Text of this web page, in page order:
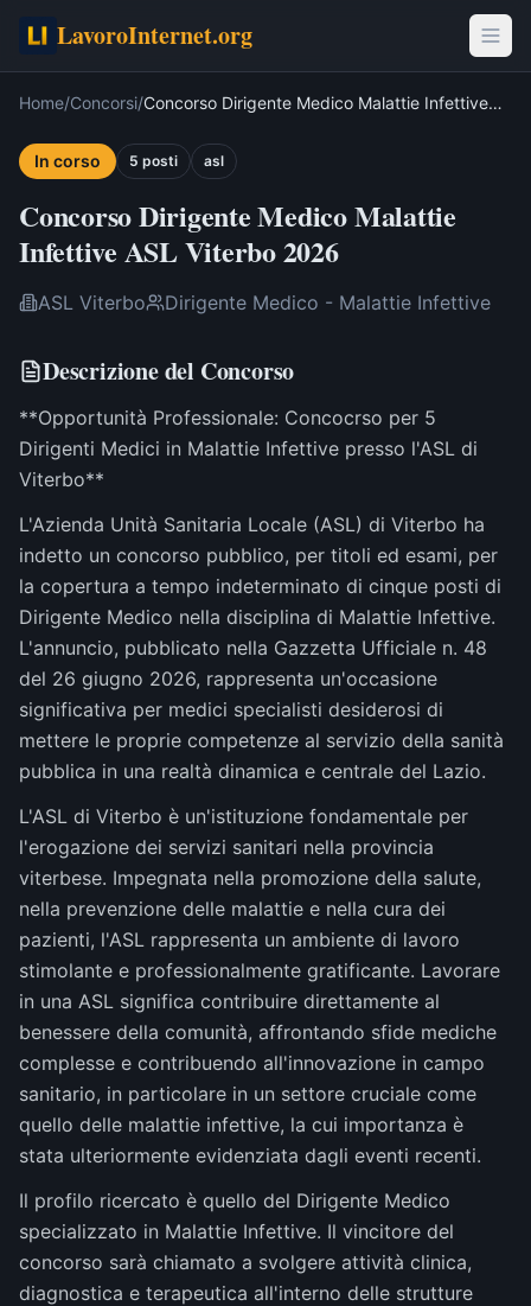
LavoroInternet.org
Home/Concorsi/Concorso Dirigente Medico Malattie Infettive
In corso
5 posti asl
Concorso Dirigente Medico Malattie
Infettive ASL Viterbo 2026
ASL Viterbo Dirigente Medico - Malattie Infettive
Descrizione del Concorso
**Opportunità Professionale: Concocrso per 5
Dirigenti Medici in Malattie Infettive presso l'ASL di
Viterbo**
L'Azienda Unità Sanitaria Locale (ASL) di Viterbo ha
indetto un concorso pubblico, per titoli ed esami, per
la copertura a tempo indeterminato di cinque posti di
Dirigente Medico nella disciplina di Malattie Infettive.
L'annuncio, pubblicato nella Gazzetta Ufficiale n. 48
del 26 giugno 2026, rappresenta un'occasione
significativa per medici specialisti desiderosi di
mettere le proprie competenze al servizio della sanità
pubblica in una realtà dinamica e centrale del Lazio.
L'ASL di Viterbo è un'istituzione fondamentale per
l'erogazione dei servizi sanitari nella provincia
viterbese. Impegnata nella promozione della salute,
nella prevenzione delle malattie e nella cura dei
pazienti, l'ASL rappresenta un ambiente di lavoro
stimolante e professionalmente gratificante. Lavorare
in una ASL significa contribuire direttamente al
benessere della comunità, affrontando sfide mediche
complesse e contribuendo all'innovazione in campo
sanitario, in particolare in un settore cruciale come
quello delle malattie infettive, la cui importanza è
stata ulteriormente evidenziata dagli eventi recenti.
Il profilo ricercato è quello del Dirigente Medico
specializzato in Malattie Infettive. Il vincitore del
concorso sarà chiamato a svolgere attività clinica,
diagnostica e terapeutica all'interno delle strutture